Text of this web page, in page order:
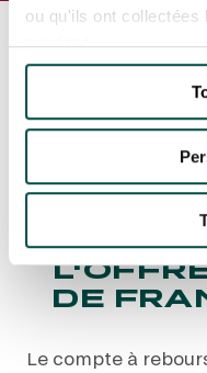
ou qu'ils ont collectées
services.
Accueil
hippique
J-30
Triomphe : Vivez
l'offre
J-30
PRIX
PLUS
DE
Le compte à